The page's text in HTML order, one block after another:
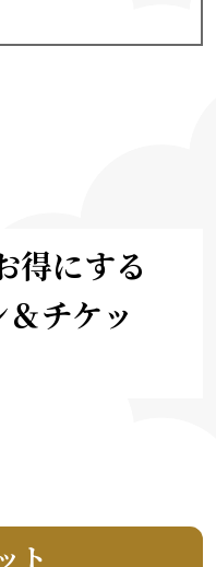
得にする
チケッ
ト